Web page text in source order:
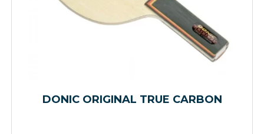
DONIC ORIGINAL TRUE CARBON